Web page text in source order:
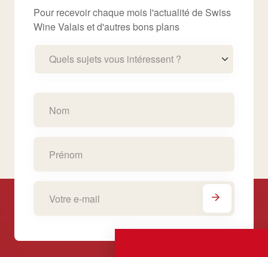
Pour recevoir chaque mois l'actualité de Swiss
Wine Valais et d'autres bons plans
Quels sujets vous intéressent ?